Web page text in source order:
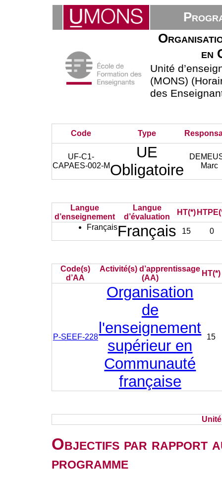
en
Unité
(MONS)
des
Code Type
UF-C1-
CAPAES-002-M
UE
Obligatoire
Marc
Langue
d’enseignement
Langue
d’évaluation
HT(*)
FrançaisFrançais 15 0
Code(s)
d’AA
Activité(s) d’apprentissage
(AA)
HT(*)
P-SEEF-228
Organisation
de
l'enseignement
supérieur en
Communauté
française
15
Objectifs par rapport
programme